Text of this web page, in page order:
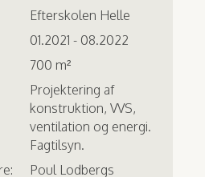
Efterskolen Helle
01.2021 - 08.2022
700 m²
Projektering af
konstruktion, VVS,
ventilation og energi.
Fagtilsyn.
Poul Lodbergs